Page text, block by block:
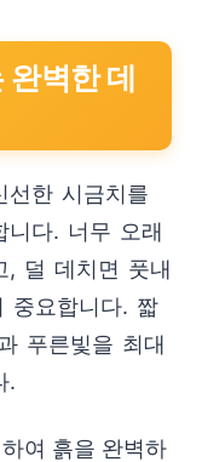
벽한 데
선한 시금치를
니다. 너무 오래
, 덜 데치면 풋내
중요합니다. 짧
푸른빛을 최대
.
여 흙을 완벽하